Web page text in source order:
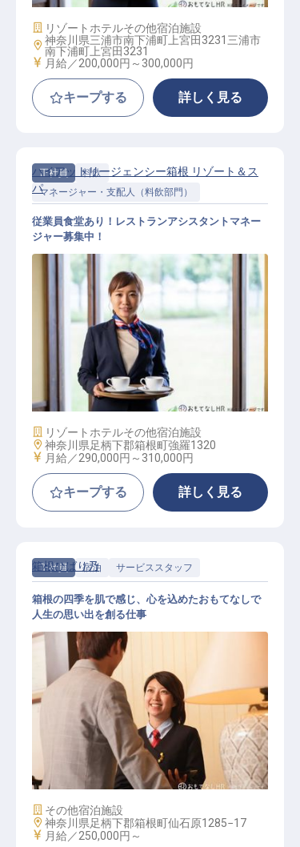
施設業態
リゾートホテルその他宿泊施設
勤務地
神奈川県三浦市南下浦町上宮田3231三浦市
南下浦町上宮田3231
給与
月給／200,000円～ 300,000円
キープする 詳しく見る
正社員
料飲
マネージャー・支配人（料飲部門）
マネージャー・支配人（料飲部門）
/ 正社員
ハイアットリージェンシー箱根 リゾート＆ス
パ
従業員食堂あり！レストランアシスタントマネー
ジャー募集中！
施設業態
リゾートホテルその他宿泊施設
勤務地
神奈川県足柄下郡箱根町強羅1320
給与
月給／290,000円～ 310,000円
キープする 詳しく見る
正社員 宿泊 サービススタッフ
サービス全般
箱根ひばり乃
箱根の四季を肌で感じ、心を込めたおもてなしで
人生の思い出を創る仕事
施設業態
その他宿泊施設
勤務地
神奈川県足柄下郡箱根町仙石原1285−17
給与
月給／250,000円～